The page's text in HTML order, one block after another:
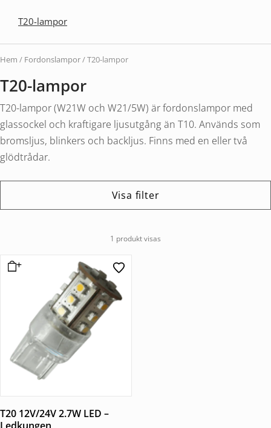
T20-lampor
Hem / Fordonslampor/ T20-lampor
T20-lampor
T20-lampor (W21W och W21/5W) är fordonslampor med
glassockel och kraftigare ljusutgång än T10. Används som
bromsljus, blinkers och backljus. Finns med en eller två
glödtrådar.
Visa filter
1 produkt visas
T20 12V/24V 2.7W LED –